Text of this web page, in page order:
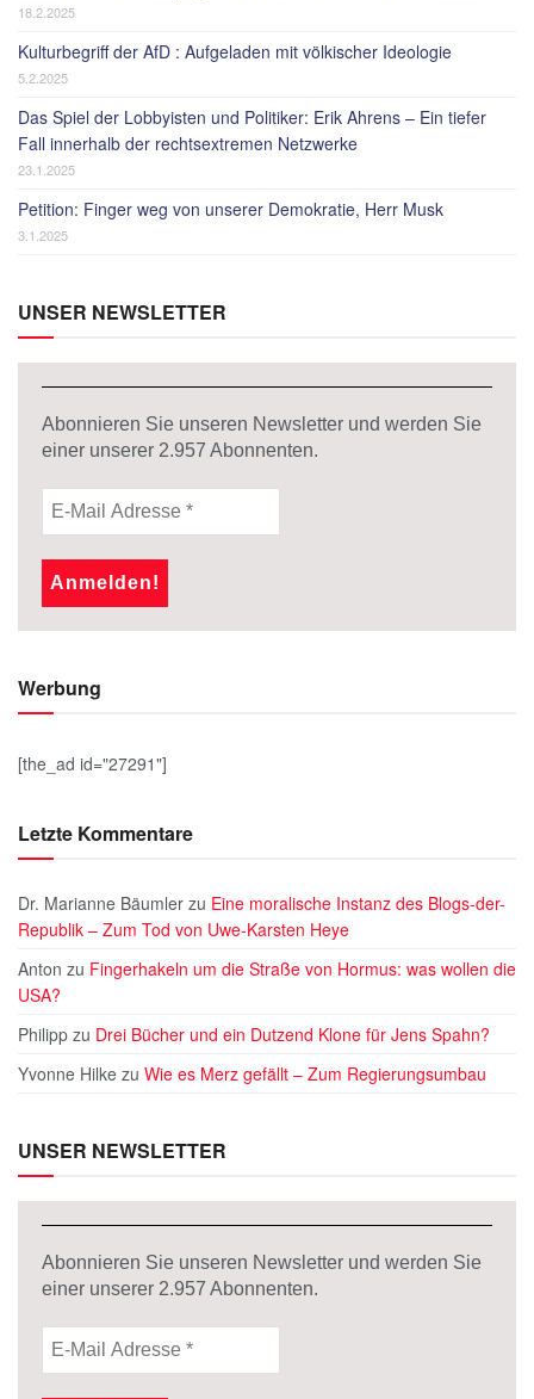
18.2.2025
Kulturbegriff der AfD : Aufgeladen mit völkischer Ideologie
5.2.2025
Das Spiel der Lobbyisten und Politiker: Erik Ahrens – Ein tiefer
Fall innerhalb der rechtsextremen Netzwerke
23.1.2025
Petition: Finger weg von unserer Demokratie, Herr Musk
3.1.2025
UNSER NEWSLETTER
Abonnieren Sie unseren Newsletter und werden Sie
einer unserer 2.957 Abonnenten.
Werbung
[the_ad id="27291"]
Letzte Kommentare
Dr. Marianne Bäumler zu Eine moralische Instanz des Blogs-der-
Republik – Zum Tod von Uwe-Karsten Heye
Anton zu Fingerhakeln um die Straße von Hormus: was wollen die
USA?
Philipp zu Drei Bücher und ein Dutzend Klone für Jens Spahn?
Yvonne Hilke zu Wie es Merz gefällt – Zum Regierungsumbau
UNSER NEWSLETTER
Abonnieren Sie unseren Newsletter und werden Sie
einer unserer 2.957 Abonnenten.